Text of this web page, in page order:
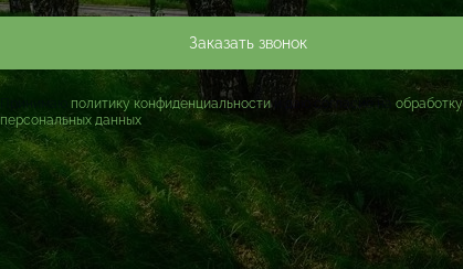
Заказать звонок
политику конфиденциальностии даю согласие на обработку
персональных данных